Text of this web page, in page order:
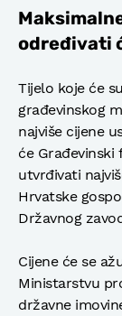
određivati
Tijelo koje će
građevinskog
najviše cijene
će
utvrđivati
Hrvatske
Državnog
Cijene će se
Ministarstvu
državne